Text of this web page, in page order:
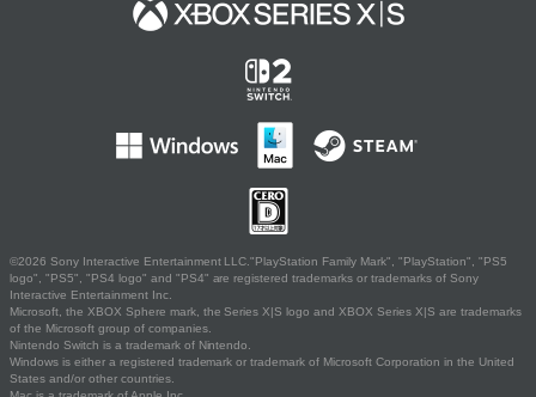
©2026 Sony Interactive Entertainment LLC."PlayStation Family Mark", "PlayStation", "PS5
logo", "PS5", "PS4 logo" and "PS4" are registered trademarks or trademarks of Sony
Interactive Entertainment Inc.
Microsoft, the XBOX Sphere mark, the Series X|S logo and XBOX Series X|S are trademarks
of the Microsoft group of companies.
Nintendo Switch is a trademark of Nintendo.
Windows is either a registered trademark or trademark of Microsoft Corporation in the United
States and/or other countries.